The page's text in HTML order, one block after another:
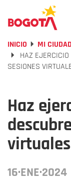
INICIO MI CIUDAD
HAZ
SESIONES
Haz
virtuales
16·ENE·2024